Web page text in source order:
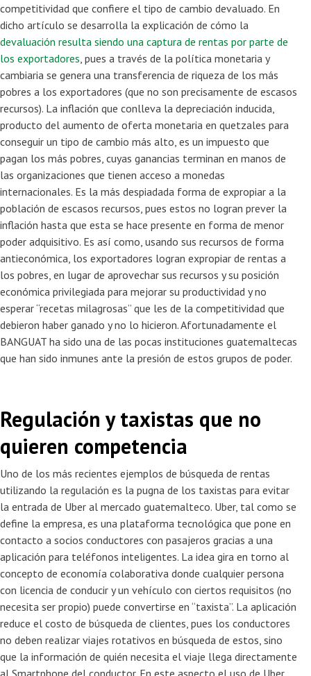
competitividad que confiere el tipo de cambio devaluado. En
dicho artículo se desarrolla la explicación de cómo la
devaluación resulta siendo una captura de rentas por parte de
los exportadores, pues a través de la política monetaria y
cambiaria se genera una transferencia de riqueza de los más
pobres a los exportadores (que no son precisamente de escasos
recursos). La inflación que conlleva la depreciación inducida,
producto del aumento de oferta monetaria en quetzales para
conseguir un tipo de cambio más alto, es un impuesto que
pagan los más pobres, cuyas ganancias terminan en manos de
las organizaciones que tienen acceso a monedas
internacionales. Es la más despiadada forma de expropiar a la
población de escasos recursos, pues estos no logran prever la
inflación hasta que esta se hace presente en forma de menor
poder adquisitivo. Es así como, usando sus recursos de forma
antieconómica, los exportadores logran expropiar de rentas a
los pobres, en lugar de aprovechar sus recursos y su posición
económica privilegiada para mejorar su productividad y no
esperar “recetas milagrosas” que les de la competitividad que
debieron haber ganado y no lo hicieron. Afortunadamente el
BANGUAT ha sido una de las pocas instituciones guatemaltecas
que han sido inmunes ante la presión de estos grupos de poder.
Regulación y taxistas que no
quieren competencia
Uno de los más recientes ejemplos de búsqueda de rentas
utilizando la regulación es la pugna de los taxistas para evitar
la entrada de Uber al mercado guatemalteco. Uber, tal como se
define la empresa, es una plataforma tecnológica que pone en
contacto a socios conductores con pasajeros gracias a una
aplicación para teléfonos inteligentes. La idea gira en torno al
concepto de economía colaborativa donde cualquier persona
con licencia de conducir y un vehículo con ciertos requisitos (no
necesita ser propio) puede convertirse en “taxista”. La aplicación
reduce el costo de búsqueda de clientes, pues los conductores
no deben realizar viajes rotativos en búsqueda de estos, sino
que la información de quién necesita el viaje llega directamente